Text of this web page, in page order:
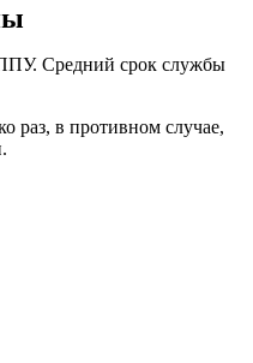
ППУ. Средний срок службы
раз, в противном случае,